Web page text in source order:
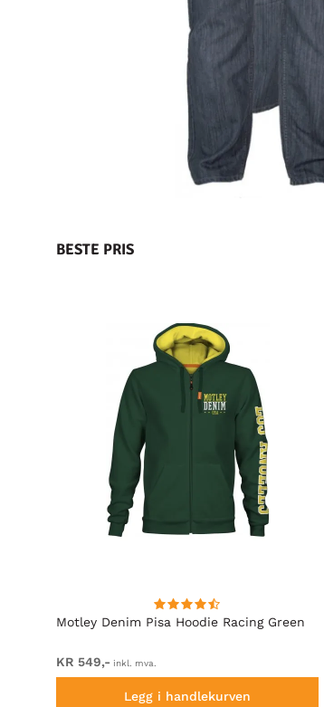
BESTE PRIS
Motley Denim Pisa Hoodie Racing Green
KR 549,- inkl. mva.
Legg i handlekurven